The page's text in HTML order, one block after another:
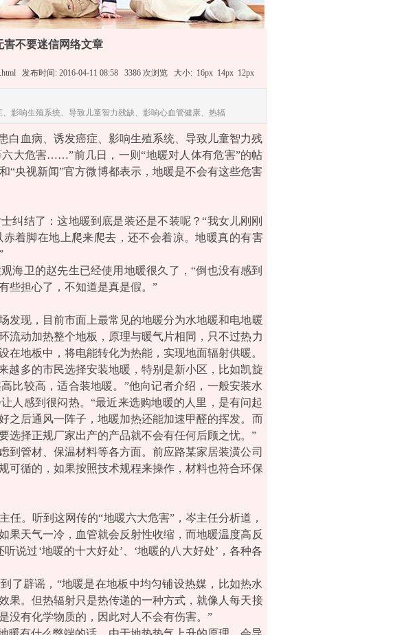
害不要迷信网络文章
发布时间: 2016-04-11 08:58 3386 次浏览 大小: 16px 14px 12px
影响生殖系统、导致儿童智力残缺、影响心血管健康、热辐
白血病、诱发癌症、影响生殖系统、导致儿童智力残
大危害……”前几日，一则“地暖对人体有危害”的帖
“央视新闻”官方微博都表示，地暖是不会有这些危害
结了：这地暖到底是装还是不装呢？“我女儿刚刚
着脚在地上爬来爬去，还不会着凉。地暖真的有害
卫的赵先生已经使用地暖很久了，“倒也没有感到
些担心了，不知道是真是假。”
现，目前市面上最常见的地暖分为水地暖和电地暖
流动加热整个地板，原理与暖气片相同，只不过热力
地板中，将电能转化为热能，实现地面辐射供暖。
多的市民选择安装地暖，特别是新小区，比如凯旋
比较高，适合装地暖。”他向记者介绍，一般安装水
人感到很闷热。“最近来选购地暖的人里，是有问起
之后通风一阵子，地暖加热还能加速甲醛的挥发。而
选择正规厂家出产的产品就不会有任何后顾之忧。”
管材、保温材料等各方面。前应路某家居装潢公司
可循的，如果按照技术规程来操作，材料也符合环保
。听到这网传的“地暖六大危害”，岑主任分析道，
果天气一冷，血管就会反射性收缩，而地暖温度高反
说过‘地暖的十大好处’、‘地暖的八大好处’，各种各
辟谣，“地暖是在地板中均匀铺设热媒，比如热水
果。但热辐射只是热传递的一种方式，就像人每天接
没有化学物质的，因此对人不会有伤害。”